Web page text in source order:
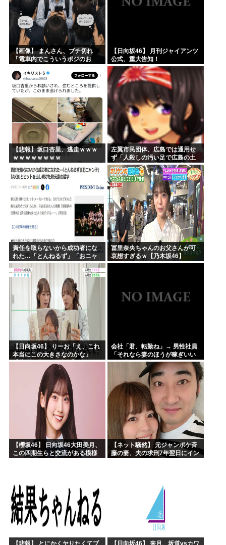
【画像】 まんさん、ブチ切れ
「電車内でこういうポジのお
【日向坂46】 月刊ジャイアンツ
公式、重大告知！
【悲報】坂口杏里、逃走ｗｗｗ
ｗｗｗｗｗｗｗｗ
左翼市民団体、広島では通用せ
ず「人殺しの汚い足で広島の土
を踏むな！」→広島県民「お前
らの方が汚いんじゃ！」「ワシ
らが広島県民じゃ」
責任を取らないから成功者にな
れた…「とんねるず」「おニャ
ン子」「AKB」とヒットを出し
続けた秋元康の哲学！！！
冨里奈央ちゃんのお父さんが可
哀想すぎるｗ【乃木坂46】
【日向坂46】 りーお「え、これ
本当にこの大きさなのかな」
【藤嶌果歩 1st写真集】
会社「君、転勤ね」→ 男性社員
「それなら妻のほうが稼ぎいい
んで辞めます」⇒ 結果・・・
【櫻坂46】 日向坂46大田美月、
この四期生らと交流がある模様
【ネット騒然】 元ジャンポケ斉
藤の妻、夫の求刑7年翌日にイン
【悲報】 とにかくヤりたくてブ 【日向坂46】 来月、坂道vsカワ